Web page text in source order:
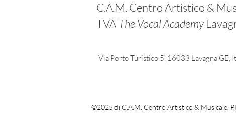
C.A.M. Centro Artistico &
TVAThe Vocal Academy
Via Porto Turistico 5, 16033 Lavagna GE,
©2025 di C.A.M. Centro Artistico & Musicale.